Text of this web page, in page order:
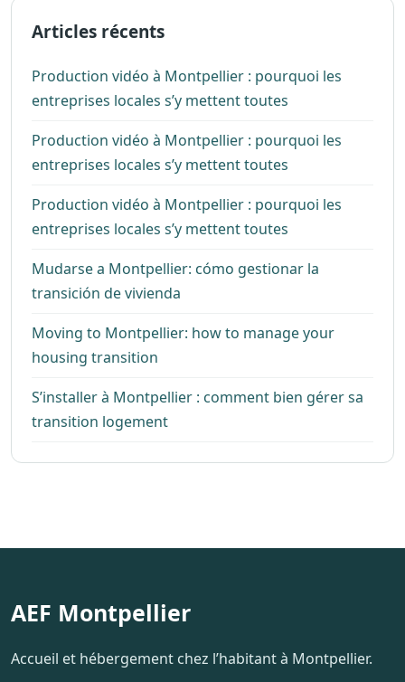
Articles récents
Production vidéo à Montpellier : pourquoi les
entreprises locales s’y mettent toutes
Production vidéo à Montpellier : pourquoi les
entreprises locales s’y mettent toutes
Production vidéo à Montpellier : pourquoi les
entreprises locales s’y mettent toutes
Mudarse a Montpellier: cómo gestionar la
transición de vivienda
Moving to Montpellier: how to manage your
housing transition
S’installer à Montpellier : comment bien gérer sa
transition logement
AEF Montpellier
Accueil et hébergement chez l’habitant à Montpellier.